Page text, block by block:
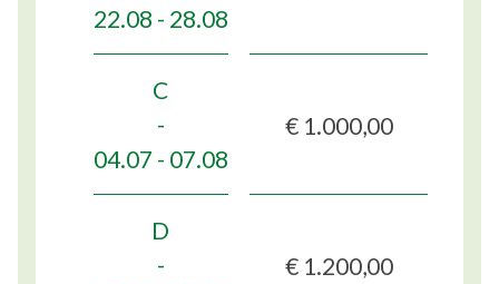
22.08 - 28.08
C
-
04.07 - 07.08
D
-
€ 1.000,00
€ 1.200,00